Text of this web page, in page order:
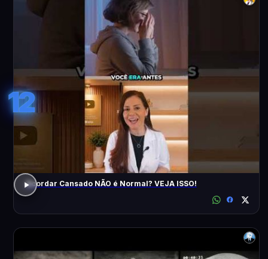
12
Acordar Cansado NÃO é Normal? VEJA ISSO!